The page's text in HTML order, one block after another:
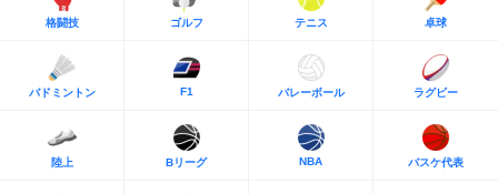
格闘技 ゴルフ テニス 卓球
バドミントン F1 バレーボール ラグビー
陸上 Bリーグ NBA バスケ代表